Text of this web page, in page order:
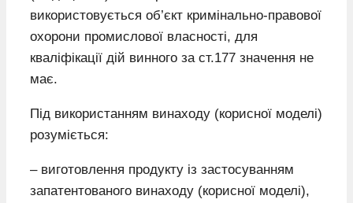
використовується об’єкт кримінально-правової
охорони промислової власності, для
кваліфікації дій винного за ст.177 значення не
має.
Під використанням винаходу (корисної моделі)
розуміється:
– виготовлення продукту із застосуванням
запатентованого винаходу (корисної моделі),